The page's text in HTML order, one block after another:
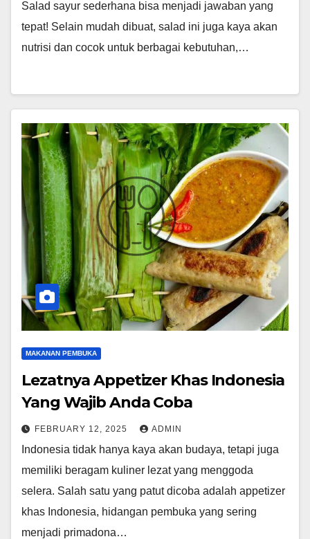
Salad sayur sederhana bisa menjadi jawaban yang
tepat! Selain mudah dibuat, salad ini juga kaya akan
nutrisi dan cocok untuk berbagai kebutuhan,…
MAKANAN PEMBUKA
Lezatnya Appetizer Khas Indonesia
Yang Wajib Anda Coba
FEBRUARY 12, 2025 ADMIN
Indonesia tidak hanya kaya akan budaya, tetapi juga
memiliki beragam kuliner lezat yang menggoda
selera. Salah satu yang patut dicoba adalah appetizer
khas Indonesia, hidangan pembuka yang sering
menjadi primadona…